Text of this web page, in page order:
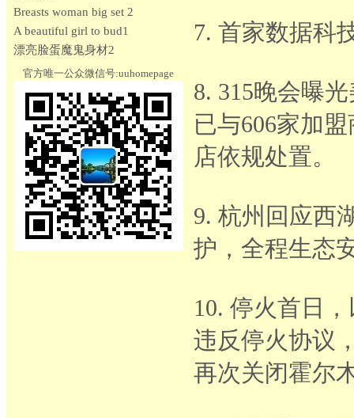
Breasts woman big set 2
A beautiful girl to bud1
漂亮脸蛋魔鬼身材2
官方唯一公众微信号:uuhomepage
7. 首家数据科
8. 315晚会曝
已与606家加
店依规处置。
9. 杭州回应西
护，全程生态
10. 停火首日
违反停火协议
再次关闭霍尔